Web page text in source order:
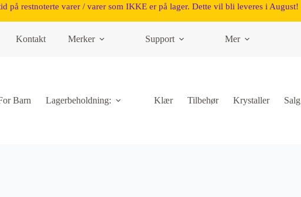
restnoterte varer / varer som IKKE er på lager. Dette vil bli leveres i August!
Kontakt Merker Support Mer
Barn Lagerbeholdning: Klær Tilbehør Krystaller Salg